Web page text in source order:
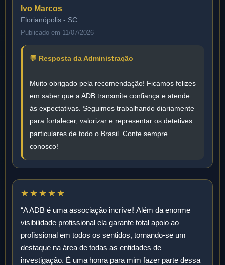
Ivo Marcos
Florianópolis - SC
Publicado em 11/07/2026
💬 Resposta da Administração
Muito obrigado pela recomendação! Ficamos felizes
em saber que a ADB transmite confiança e atende
às expectativas. Seguimos trabalhando diariamente
para fortalecer, valorizar e representar os detetives
particulares de todo o Brasil. Conte sempre
conosco!
★★★★★
“A ADB é uma associação incrível! Além da enorme
visibilidade profissional ela garante total apoio ao
profissional em todos os sentidos, tornando-se um
destaque na área de todas as entidades de
investigação. É uma honra para mim fazer parte dessa